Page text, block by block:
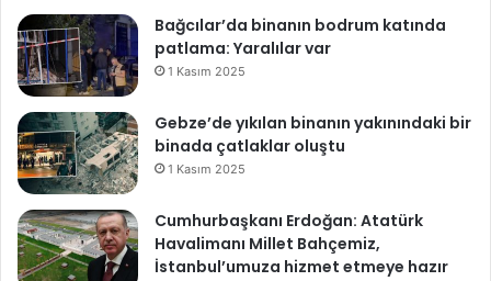
Bağcılar’da binanın bodrum katında
patlama: Yaralılar var
1 Kasım 2025
Gebze’de yıkılan binanın yakınındaki bir
binada çatlaklar oluştu
1 Kasım 2025
Cumhurbaşkanı Erdoğan: Atatürk
Havalimanı Millet Bahçemiz,
İstanbul’umuza hizmet etmeye hazır